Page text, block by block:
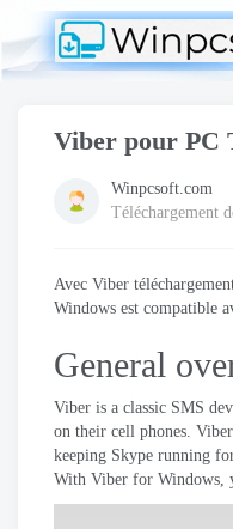
Viber pour PC
Winpcsoft.com
Téléchargement
Avec Viber
Windows est compatible
General
Viber is a classic SMS
on their cell phones.
keeping Skype running
With Viber for Windows,